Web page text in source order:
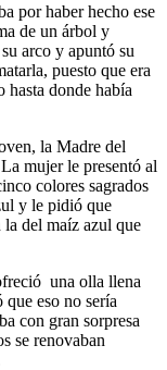
por haber hecho ese
de un árbol y
arco y apuntó su
puesto que era
hasta donde había
la Madre del
mujer le presentó al
colores sagrados
y le pidió que
la del maíz azul que
una olla llena
eso no sería
con gran sorpresa
se renovaban